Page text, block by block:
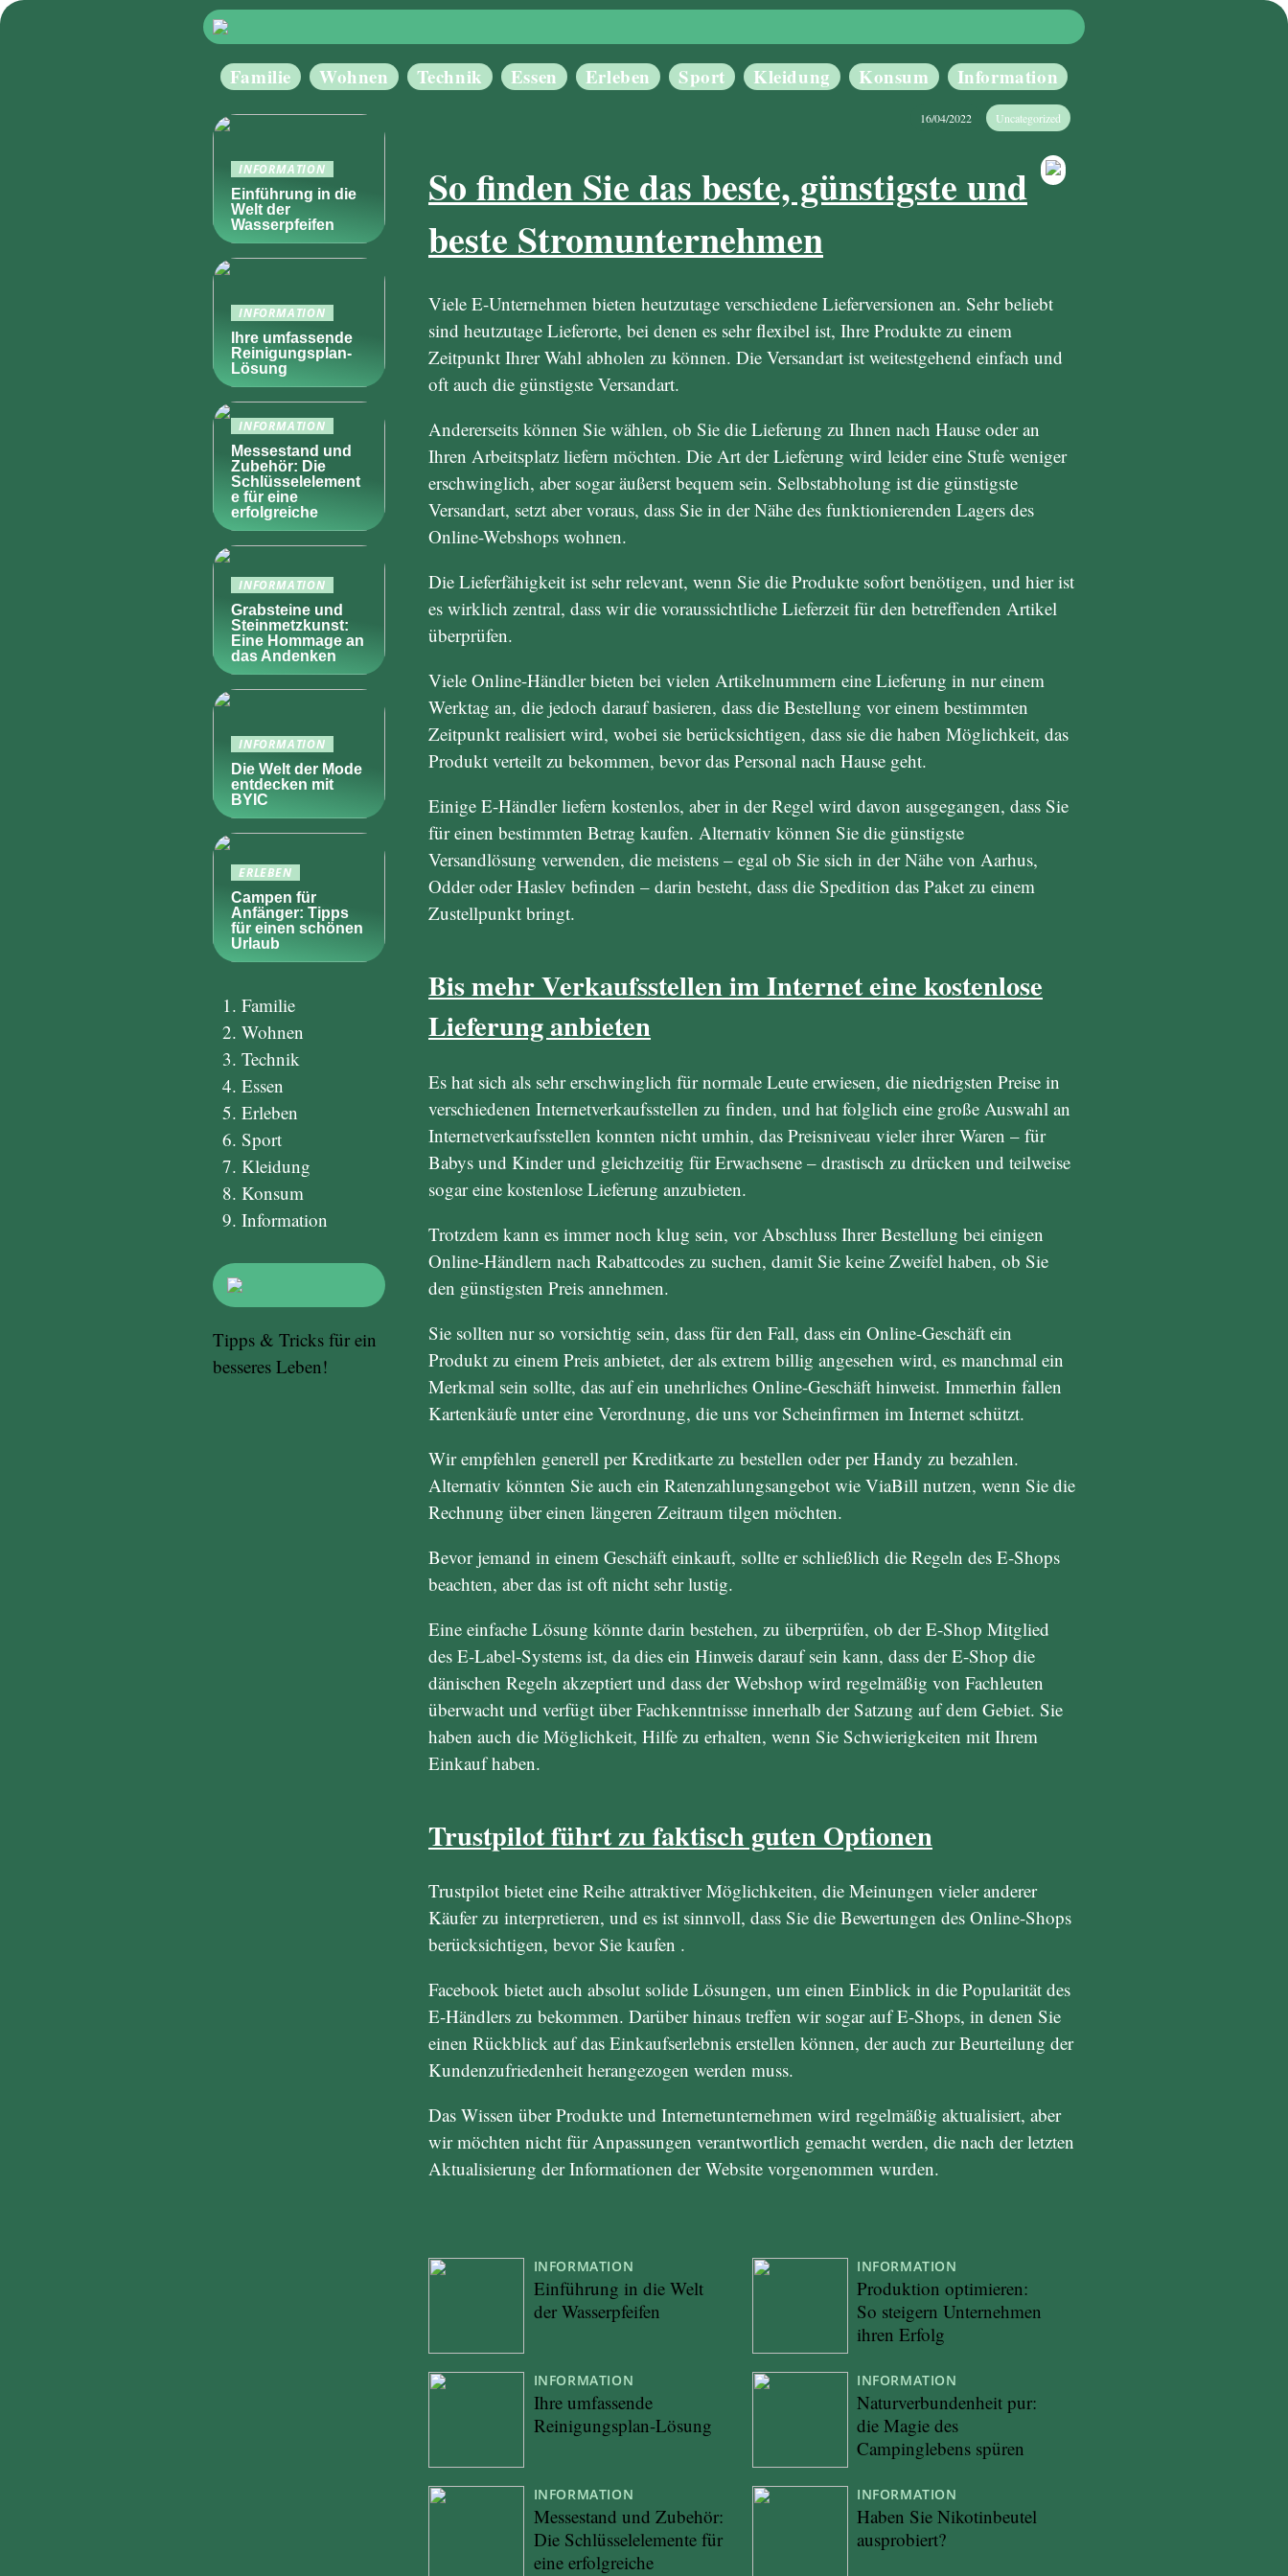
Familie Wohnen Technik Essen Erleben Sport Kleidung Konsum Information
16/04/2022 Uncategorized
So finden Sie das beste, günstigste und
beste Stromunternehmen
Viele E-Unternehmen bieten heutzutage verschiedene Lieferversionen an. Sehr beliebt
sind heutzutage Lieferorte, bei denen es sehr flexibel ist, Ihre Produkte zu einem
Zeitpunkt Ihrer Wahl abholen zu können. Die Versandart ist weitestgehend einfach und
oft auch die günstigste Versandart.
Andererseits können Sie wählen, ob Sie die Lieferung zu Ihnen nach Hause oder an
Ihren Arbeitsplatz liefern möchten. Die Art der Lieferung wird leider eine Stufe weniger
erschwinglich, aber sogar äußerst bequem sein. Selbstabholung ist die günstigste
Versandart, setzt aber voraus, dass Sie in der Nähe des funktionierenden Lagers des
Online-Webshops wohnen.
Die Lieferfähigkeit ist sehr relevant, wenn Sie die Produkte sofort benötigen, und hier ist
es wirklich zentral, dass wir die voraussichtliche Lieferzeit für den betreffenden Artikel
überprüfen.
Viele Online-Händler bieten bei vielen Artikelnummern eine Lieferung in nur einem
Werktag an, die jedoch darauf basieren, dass die Bestellung vor einem bestimmten
Zeitpunkt realisiert wird, wobei sie berücksichtigen, dass sie die haben Möglichkeit, das
Produkt verteilt zu bekommen, bevor das Personal nach Hause geht.
Einige E-Händler liefern kostenlos, aber in der Regel wird davon ausgegangen, dass Sie
für einen bestimmten Betrag kaufen. Alternativ können Sie die günstigste
Versandlösung verwenden, die meistens – egal ob Sie sich in der Nähe von Aarhus,
Odder oder Haslev befinden – darin besteht, dass die Spedition das Paket zu einem
Zustellpunkt bringt.
Bis mehr Verkaufsstellen im Internet eine kostenlose
Lieferung anbieten
Es hat sich als sehr erschwinglich für normale Leute erwiesen, die niedrigsten Preise in
verschiedenen Internetverkaufsstellen zu finden, und hat folglich eine große Auswahl an
Internetverkaufsstellen konnten nicht umhin, das Preisniveau vieler ihrer Waren – für
Babys und Kinder und gleichzeitig für Erwachsene – drastisch zu drücken und teilweise
sogar eine kostenlose Lieferung anzubieten.
Trotzdem kann es immer noch klug sein, vor Abschluss Ihrer Bestellung bei einigen
Online-Händlern nach Rabattcodes zu suchen, damit Sie keine Zweifel haben, ob Sie
den günstigsten Preis annehmen.
Sie sollten nur so vorsichtig sein, dass für den Fall, dass ein Online-Geschäft ein
Produkt zu einem Preis anbietet, der als extrem billig angesehen wird, es manchmal ein
Merkmal sein sollte, das auf ein unehrliches Online-Geschäft hinweist. Immerhin fallen
Kartenkäufe unter eine Verordnung, die uns vor Scheinfirmen im Internet schützt.
Wir empfehlen generell per Kreditkarte zu bestellen oder per Handy zu bezahlen.
Alternativ könnten Sie auch ein Ratenzahlungsangebot wie ViaBill nutzen, wenn Sie die
Rechnung über einen längeren Zeitraum tilgen möchten.
Bevor jemand in einem Geschäft einkauft, sollte er schließlich die Regeln des E-Shops
beachten, aber das ist oft nicht sehr lustig.
Eine einfache Lösung könnte darin bestehen, zu überprüfen, ob der E-Shop Mitglied
des E-Label-Systems ist, da dies ein Hinweis darauf sein kann, dass der E-Shop die
dänischen Regeln akzeptiert und dass der Webshop wird regelmäßig von Fachleuten
überwacht und verfügt über Fachkenntnisse innerhalb der Satzung auf dem Gebiet. Sie
haben auch die Möglichkeit, Hilfe zu erhalten, wenn Sie Schwierigkeiten mit Ihrem
Einkauf haben.
Trustpilot führt zu faktisch guten Optionen
Trustpilot bietet eine Reihe attraktiver Möglichkeiten, die Meinungen vieler anderer
Käufer zu interpretieren, und es ist sinnvoll, dass Sie die Bewertungen des Online-Shops
berücksichtigen, bevor Sie kaufen .
Facebook bietet auch absolut solide Lösungen, um einen Einblick in die Popularität des
E-Händlers zu bekommen. Darüber hinaus treffen wir sogar auf E-Shops, in denen Sie
einen Rückblick auf das Einkaufserlebnis erstellen können, der auch zur Beurteilung der
Kundenzufriedenheit herangezogen werden muss.
Das Wissen über Produkte und Internetunternehmen wird regelmäßig aktualisiert, aber
wir möchten nicht für Anpassungen verantwortlich gemacht werden, die nach der letzten
Aktualisierung der Informationen der Website vorgenommen wurden.
INFORMATION
Einführung in die Welt
der Wasserpfeifen
INFORMATION
Ihre umfassende
Reinigungsplan-Lösung
INFORMATION
Messestand und Zubehör:
Die Schlüsselelemente für
eine erfolgreiche
INFORMATION
Produktion optimieren:
So steigern Unternehmen
ihren Erfolg
INFORMATION
Naturverbundenheit pur:
die Magie des
Campinglebens spüren
INFORMATION
Haben Sie Nikotinbeutel
ausprobiert?
INFORMATION
Einführung in die
Welt der
Wasserpfeifen
INFORMATION
Ihre umfassende
Reinigungsplan-
Lösung
INFORMATION
Messestand und
Zubehör: Die
Schlüsselelement
e für eine
erfolgreiche
INFORMATION
Grabsteine und
Steinmetzkunst:
Eine Hommage an
das Andenken
INFORMATION
Die Welt der Mode
entdecken mit
BYIC
ERLEBEN
Campen für
Anfänger: Tipps
für einen schönen
Urlaub
Familie
Wohnen
Technik
Essen
Erleben
Sport
Kleidung
Konsum
Information
Tipps & Tricks für ein
besseres Leben!